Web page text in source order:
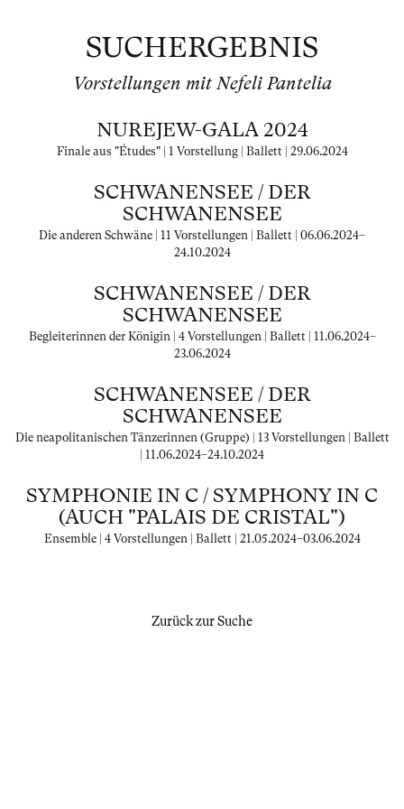
SUCHERGEBNIS
Vorstellungen mit Nefeli Pantelia
NUREJEW-GALA 2024
Finale aus "Études" | 1 Vorstellung | Ballett | 29.06.2024
SCHWANENSEE / DER
SCHWANENSEE
Die anderen Schwäne | 11 Vorstellungen | Ballett | 06.06.2024–
24.10.2024
SCHWANENSEE / DER
SCHWANENSEE
Begleiterinnen der Königin | 4 Vorstellungen | Ballett | 11.06.2024–
23.06.2024
SCHWANENSEE / DER
SCHWANENSEE
Die neapolitanischen Tänzerinnen (Gruppe) | 13 Vorstellungen | Ballett
11.06.2024–24.10.2024
SYMPHONIE IN C / SYMPHONY IN C
(AUCH "PALAIS DE CRISTAL")
Ensemble | 4 Vorstellungen | Ballett | 21.05.2024–03.06.2024
Zurück zur Suche